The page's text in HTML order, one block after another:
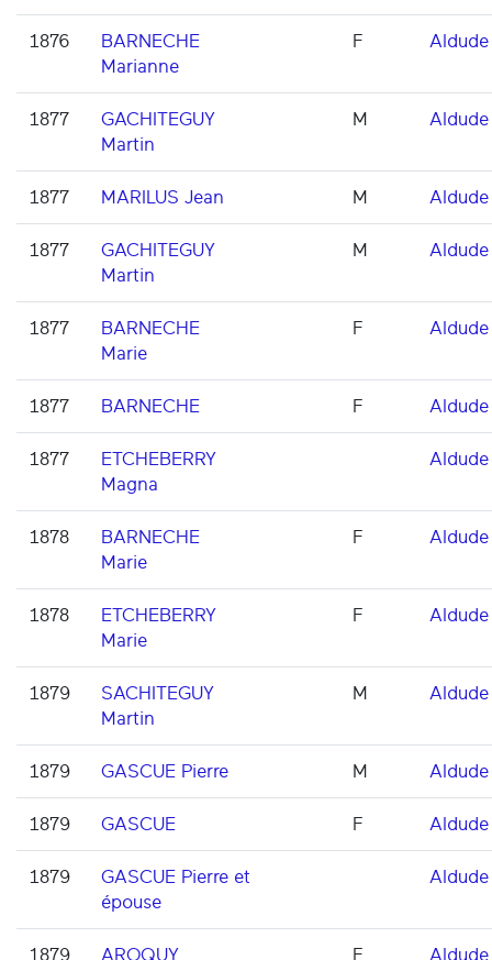
1876
BARNECHE
Marianne
F Aldude
1877
GACHITEGUY
Martin
M Aldude
1877 MARILUS Jean M Aldude
1877
GACHITEGUY
Martin
M Aldude
1877
BARNECHE
Marie
F Aldude
1877 BARNECHE F Aldude
1877
ETCHEBERRY
Magna
Aldude
1878
BARNECHE
Marie
F Aldude
1878
ETCHEBERRY
Marie
F Aldude
1879
SACHITEGUY
Martin
M Aldude
1879 GASCUE Pierre M Aldude
1879 GASCUE F Aldude
1879
GASCUE Pierre et
épouse
Aldude
1879 AROQUY F Aldude